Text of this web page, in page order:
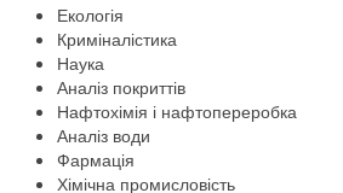
Екологія
Криміналістика
Наука
Аналіз покриттів
Нафтохімія і нафтопереробка
Аналіз води
Фармація
Хімічна промисловість